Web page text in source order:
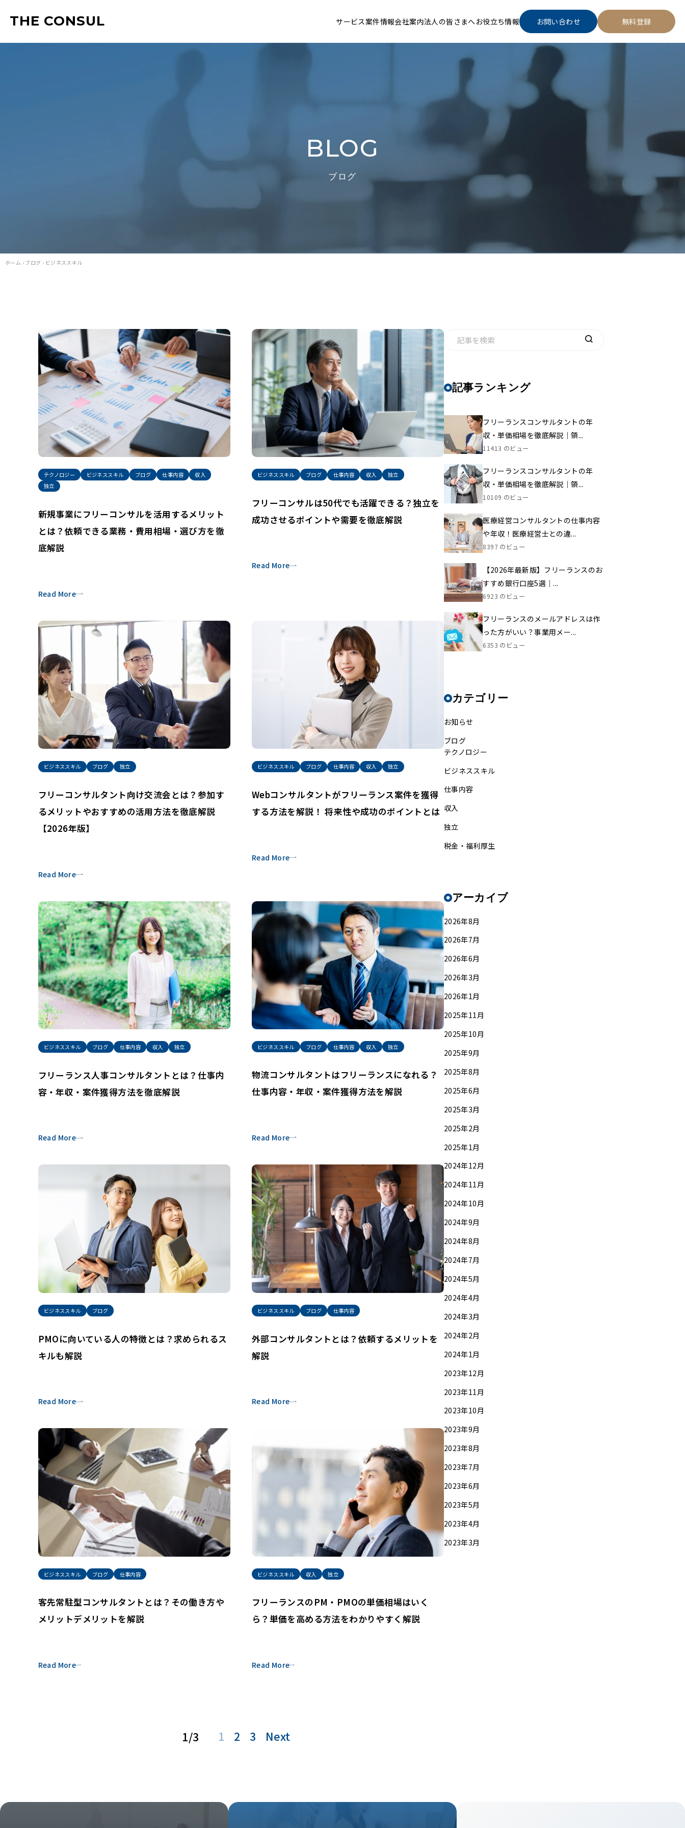
THE CONSUL サービス案件情報会社案内法人の皆さまへお役立ち情報 お問い合わせ 無料登録
BLOG
ブログ
ホーム › ブログ › ビジネススキル
テクノロジー ビジネススキル ブログ 仕事内容
収入
独立
新規事業にフリーコンサルを活用するメリット
とは？依頼できる業務・費用相場・選び方を徹
底解説
Read More
ビジネススキル ブログ 仕事内容 収入 独立
フリーコンサルは50代でも活躍できる？独立を
成功させるポイントや需要を徹底解説
Read More
ビジネススキル ブログ 独立
フリーコンサルタント向け交流会とは？参加す
るメリットやおすすめの活用方法を徹底解説
【2026年版】
Read More
ビジネススキル ブログ 仕事内容 収入 独立
Webコンサルタントがフリーランス案件を獲得
する方法を解説！ 将来性や成功のポイントとは
Read More
ビジネススキル ブログ 仕事内容 収入 独立
フリーランス人事コンサルタントとは？仕事内
容・年収・案件獲得方法を徹底解説
Read More
ビジネススキル ブログ 仕事内容 収入 独立
物流コンサルタントはフリーランスになれる？
仕事内容・年収・案件獲得方法を解説
Read More
ビジネススキル ブログ
PMOに向いている人の特徴とは？求められるス
キルも解説
Read More
ビジネススキル ブログ 仕事内容
外部コンサルタントとは？依頼するメリットを
解説
Read More
ビジネススキル ブログ 仕事内容
客先常駐型コンサルタントとは？その働き方や
メリットデメリットを解説
Read More
ビジネススキル 収入 独立
フリーランスのPM・PMOの単価相場はいく
ら？単価を高める方法をわかりやすく解説
Read More
1/3 1 2 3 Next
記事ランキング
フリーランスコンサルタントの年
収・単価相場を徹底解説｜領...
11413 のビュー
フリーランスコンサルタントの年
収・単価相場を徹底解説｜領...
10109 のビュー
医療経営コンサルタントの仕事内容
や年収！医療経営士との違...
8397 のビュー
【2026年最新版】フリーランスのお
すすめ銀行口座5選｜...
6923 のビュー
フリーランスのメールアドレスは作
った方がいい？事業用メー...
6353 のビュー
カテゴリー
お知らせ
ブログ
テクノロジー
ビジネススキル
仕事内容
収入
独立
税金・福利厚生
アーカイブ
2026年8月
2026年7月
2026年6月
2026年3月
2026年1月
2025年11月
2025年10月
2025年9月
2025年8月
2025年6月
2025年3月
2025年2月
2025年1月
2024年12月
2024年11月
2024年10月
2024年9月
2024年8月
2024年7月
2024年5月
2024年4月
2024年3月
2024年2月
2024年1月
2023年12月
2023年11月
2023年10月
2023年9月
2023年8月
2023年7月
2023年6月
2023年5月
2023年4月
2023年3月